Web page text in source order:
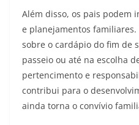
Além disso, os pais podem
e planejamentos
sobre o cardápio do fim de
passeio ou até na escolha
pertencimento e
contribui para o
ainda torna o convívio